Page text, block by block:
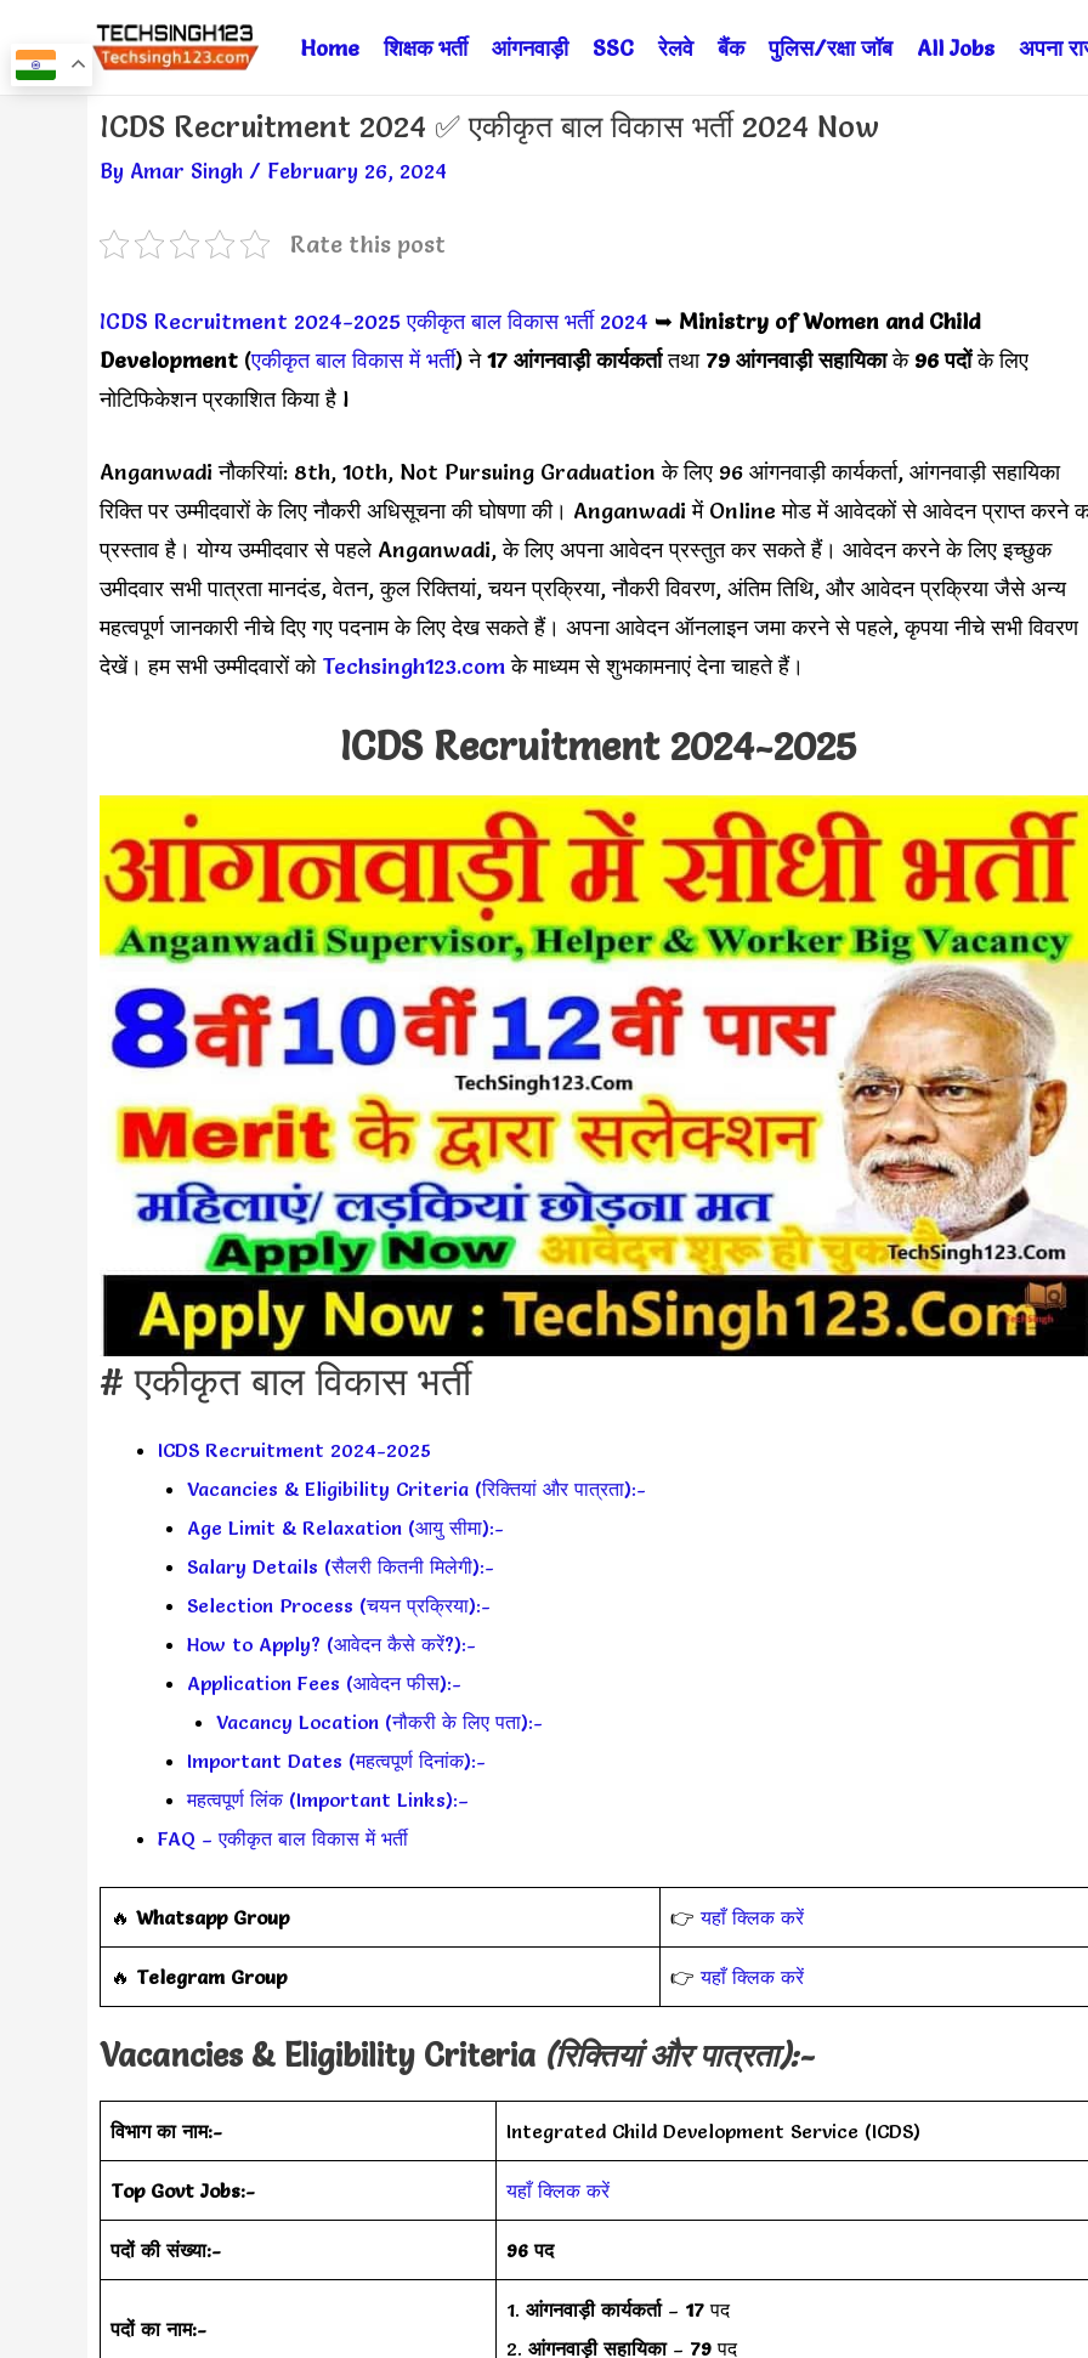
to
Home शिक्षक भर्ती आंगनवाड़ी SSC रेलवे बैंक पुलिस/रक्षा जॉब All Jobs अपना
ICDS Recruitment 2024 ✅ एकीकृत बाल विकास भर्ती 2024 Now
By Amar Singh / February 26, 2024
Rate this post
ICDS Recruitment 2024-2025 एकीकृत बाल विकास भर्ती 2024 ➥ Ministry of Women and Child
Development (एकीकृत बाल विकास में भर्ती) ने17 आंगनवाड़ी कार्यकर्तातथा 79 आंगनवाड़ी सहायिकाके 96 पदोंके लिए
नोटिफिकेशन प्रकाशित किया है l
Anganwadi नौकरियां: 8th, 10th, Not Pursuing Graduation के लिए 96 आंगनवाड़ी कार्यकर्ता, आंगनवाड़ी सहायिका
रिक्ति पर उम्मीदवारों के लिए नौकरी अधिसूचना की घोषणा की। Anganwadi में Online मोड में आवेदकों से आवेदन प्राप्त करने
प्रस्ताव है। योग्य उम्मीदवार से पहले Anganwadi, के लिए अपना आवेदन प्रस्तुत कर सकते हैं। आवेदन करने के लिए इच्छुक
उमीदवार सभी पात्रता मानदंड, वेतन, कुल रिक्तियां, चयन प्रक्रिया, नौकरी विवरण, अंतिम तिथि, और आवेदन प्रक्रिया जैसे अन्य
महत्वपूर्ण जानकारी नीचे दिए गए पदनाम के लिए देख सकते हैं। अपना आवेदन ऑनलाइन जमा करने से पहले, कृपया नीचे सभी विवरण
देखें। हम सभी उम्मीदवारों को Techsingh123.comके माध्यम से शुभकामनाएं देना चाहते हैं।
ICDS Recruitment 2024-2025
# एकीकृत बाल विकास भर्ती
ICDS Recruitment 2024-2025
Vacancies & Eligibility Criteria (रिक्तियां और पात्रता):-
Age Limit & Relaxation (आयु सीमा):-
Salary Details (सैलरी कितनी मिलेगी):-
Selection Process (चयन प्रक्रिया):-
How to Apply? (आवेदन कैसे करें?):-
Application Fees (आवेदन फीस):-
Vacancy Location (नौकरी के लिए पता):-
Important Dates (महत्वपूर्ण दिनांक):-
महत्वपूर्ण लिंक (Important Links):–
FAQ – एकीकृत बाल विकास में भर्ती
🔥 Whatsapp Group 👉यहाँ क्लिक करें
‎️‍🔥 Telegram Group 👉यहाँ क्लिक करें
Vacancies & Eligibility Criteria (रिक्तियां और पात्रता):-
विभाग का नाम:- Integrated Child Development Service (ICDS)
Top Govt Jobs:- यहाँ क्लिक करें
पदों की संख्या:- 96 पद
पदों का नाम:-
1. आंगनवाड़ी कार्यकर्ता – 17पद
2. आंगनवाड़ी सहायिका – 79पद
Post